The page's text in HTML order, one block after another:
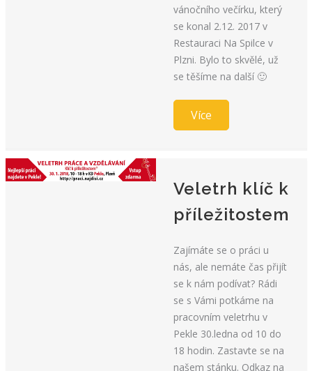
vánočního večírku, který
se konal 2.12. 2017 v
Restauraci Na Spilce v
Plzni. Bylo to skvělé, už
se těšíme na další 🙂
Více
Veletrh klíč k
příležitostem
Zajímáte se o práci u
nás, ale nemáte čas přijít
se k nám podívat? Rádi
se s Vámi potkáme na
pracovním veletrhu v
Pekle 30.ledna od 10 do
18 hodin. Zastavte se na
našem stánku. Odkaz na